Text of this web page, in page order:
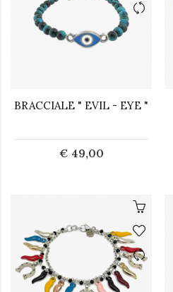
BRACCIALE " EVIL - EYE "
€ 49,00